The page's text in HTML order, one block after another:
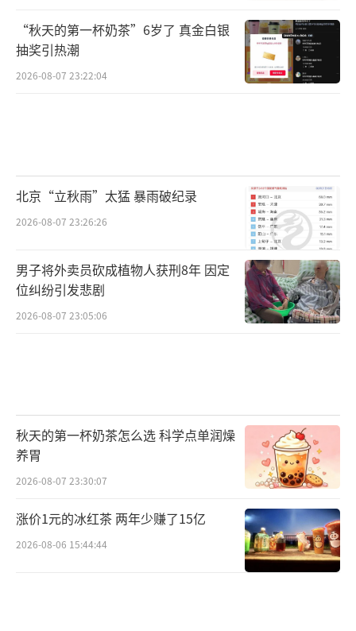
“秋天的第一杯奶茶”6岁了 真金白银
抽奖引热潮
2026-08-07 23:22:04
北京“立秋雨”太猛 暴雨破纪录
2026-08-07 23:26:26
男子将外卖员砍成植物人获刑8年 因定
位纠纷引发悲剧
2026-08-07 23:05:06
秋天的第一杯奶茶怎么选 科学点单润燥
养胃
2026-08-07 23:30:07
涨价1元的冰红茶 两年少赚了15亿
2026-08-06 15:44:44